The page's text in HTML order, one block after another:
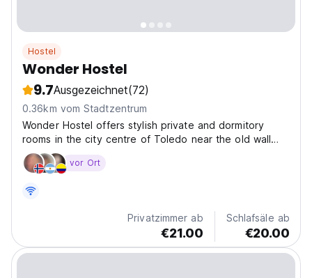
Hostel
Wonder Hostel
9.7Ausgezeichnet(72)
0.36km vom Stadtzentrum
Wonder Hostel offers stylish private and dormitory
rooms in the city centre of Toledo near the old wall
and close to all the tourist attractions. Our location is
great to start your visit to the old town. With a nice
vor Ort
Privatzimmer ab
€21.00
Schlafsäle ab
€20.00